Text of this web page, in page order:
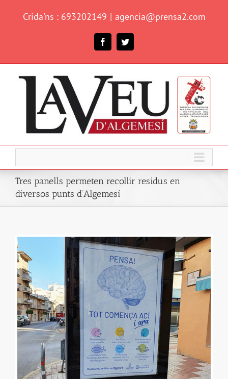
Crida'ns : 693202149 | agencia@prensa2.com
FacebookTwitter
Tres panells permeten recollir residus en
diversos punts d’Algemesí
View
Larger
Image